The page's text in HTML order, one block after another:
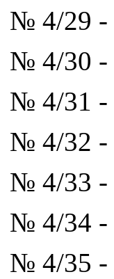
№ 4/29 -
№ 4/30 -
№ 4/31 -
№ 4/32 -
№ 4/33 -
№ 4/34 -
№ 4/35 -